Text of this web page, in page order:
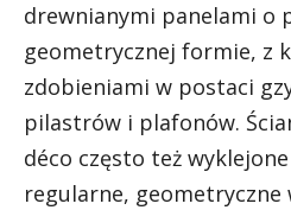
drewnianymi panelami o
geometrycznej formie, z
zdobieniami w postaci
pilastrów i plafonów.
déco często też
regularne, geometryczne